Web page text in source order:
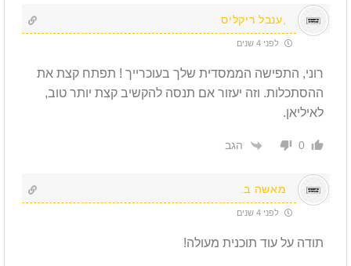
,ענבל ריקליס
לפני 4 שנים
רוני, התפישה הממסדית שלך בעוכרייך ! תפתח קצת את
ההסתכלות. וזה יעזור אם תנסה להקשיב קצת יותר טוב,
לאיליאן.
0 הגב
מאשה ב.
לפני 4 שנים
תודה על עוד תוכנית מעולה!